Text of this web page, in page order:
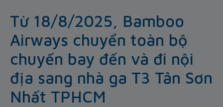
Từ 18/8/2025, Bamboo
Airways chuyển toàn bộ
chuyến bay đến và đi nội
địa sang nhà ga T3 Tân Sơn
Nhất TPHCM